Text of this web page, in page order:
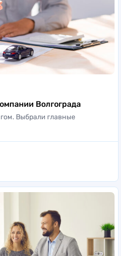
Волгограда
Выбрали главные